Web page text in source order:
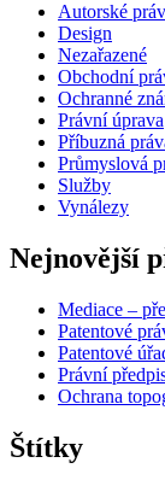
Autorské
Design
Nezařazené
Obchodní
Ochranné
Právní úprava
Příbuzná
Průmyslová
Služby
Vynálezy
Nejnovější
Mediace –
Patentové
Patentové
Právní
Ochrana
Štítky